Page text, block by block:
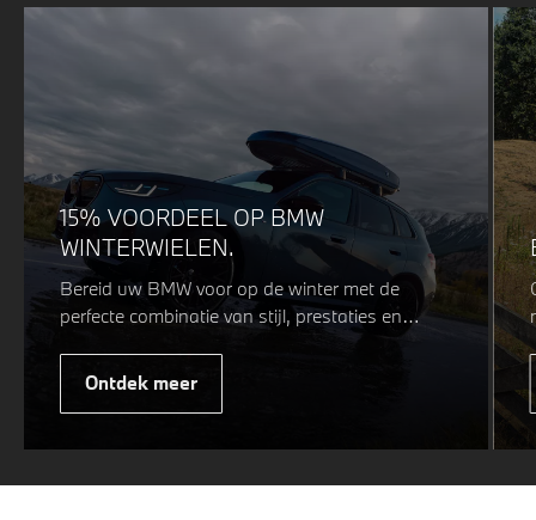
15% VOORDEEL OP BMW
WINTERWIELEN.
Bereid uw BMW voor op de winter met de
perfecte combinatie van stijl, prestaties en
veiligheid. Of u nu kiest voor een sportieve of
elegante look, onze winterwielen zijn
ontworpen om uw rijervaring te optimaliseren,
weersomstandigheden. Profiteer nu van15%
voordeel.
Ontdek meer